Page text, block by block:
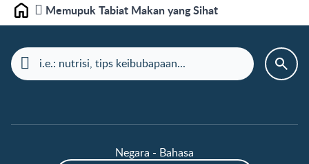
Laman depanMemupuk Tabiat Makan yang Sihat
Negara - Bahasa